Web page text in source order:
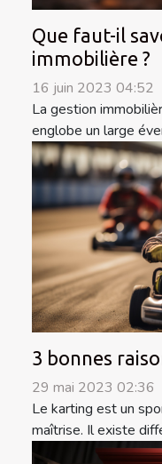
Que faut-il
immobilière ?
16 juin 2023 04:52
La gestion
englobe un large
3 bonnes
29 mai 2023 02:36
Le karting est un
maîtrise. Il existe